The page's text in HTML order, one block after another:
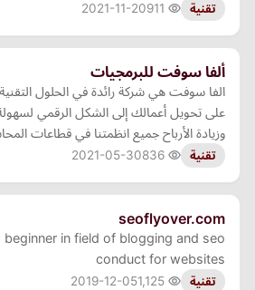
تقنية 2021-11-20
ألفا سوفت للبرمجيات
الفا سوفت هي شركة رائدة في الحلول
على تحويل أعمالك إلى الشكل الرقمي لسهولة
وزيادة الأرباح جميع انظمتنا في قطاعات
تقنية 2021-05-30
seoflyover.com
in field of blogging and seo
conduct for websites
تقنية 2019-12-05